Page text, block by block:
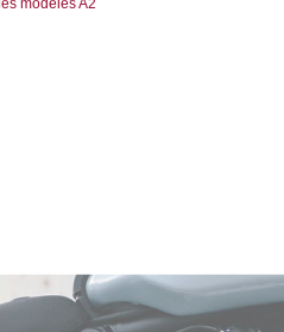
modèles A2